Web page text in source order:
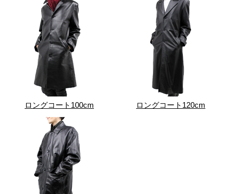
ロングコート100cm ロングコート120cm